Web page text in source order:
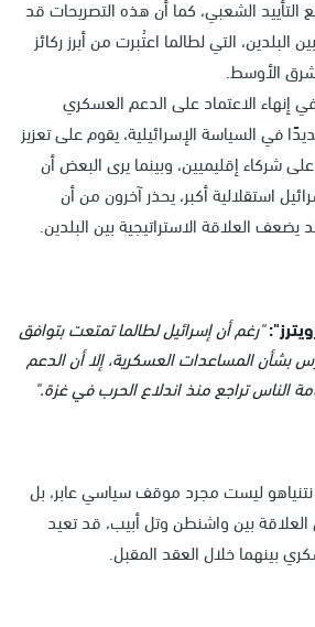
التأييد الشعبي، كما أن هذه التصريحات قد
البلدين، التي لطالما اعتُبرت من أبرز ركائز
الأوسط.
إنهاء الاعتماد على الدعم العسكري
في السياسة الإسرائيلية، يقوم على تعزيز
على شركاء إقليميين، وبينما يرى البعض أن
استقلالية أكبر، يحذر آخرون من أن
العلاقة الاستراتيجية بين البلدين.
"رغم أن إسرائيل لطالما تمتعت بتوافق
بشأن المساعدات العسكرية، إلا أن الدعم
الناس تراجع منذ اندلاع الحرب في غزة."
ليست مجرد موقف سياسي عابر، بل
بين واشنطن وتل أبيب، قد تعيد
بينهما خلال العقد المقبل.